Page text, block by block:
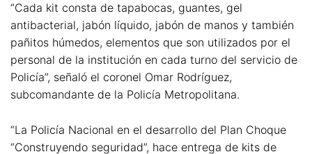
“Cada kit consta de tapabocas, guantes, gel
antibacterial, jabón líquido, jabón de manos y también
pañitos húmedos, elementos que son utilizados por el
personal de la institución en cada turno del servicio de
Policía”, señaló el coronel Omar Rodríguez,
subcomandante de la Policía Metropolitana.
“La Policía Nacional en el desarrollo del Plan Choque
“Construyendo seguridad”, hace entrega de kits de